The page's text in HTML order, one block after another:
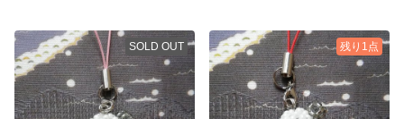
SOLD OUT 残り1点